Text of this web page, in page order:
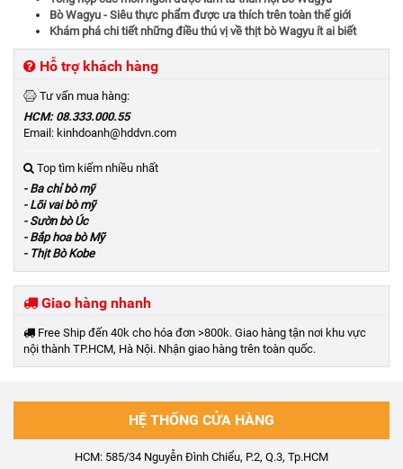
Bò Wagyu - Siêu thực phẩm được ưa thích trên toàn thế giới
Khám phá chi tiết những điều thú vị về thịt bò Wagyu ít ai biết
Hỗ trợ khách hàng
Tư vấn mua hàng:
HCM: 08.333.000.55
Email: kinhdoanh@hddvn.com
Top tìm kiếm nhiều nhất
- Ba chỉ bò mỹ
- Lõi vai bò mỹ
- Sườn bò Úc
- Bắp hoa bò Mỹ
- Thịt Bò Kobe
Giao hàng nhanh
Free Ship đến 40k cho hóa đơn >800k. Giao hàng tận nơi khu vực
nội thành TP.HCM, Hà Nội. Nhận giao hàng trên toàn quốc.
HỆ THỐNG CỬA HÀNG
HCM: 585/34 Nguyễn Đình Chiểu, P.2, Q.3, Tp.HCM